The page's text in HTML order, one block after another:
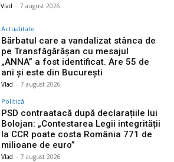
Vlad - 7 august 2026
Actualitate
Bărbatul care a vandalizat stânca de
pe Transfăgărășan cu mesajul
„ANNA” a fost identificat. Are 55 de
ani și este din București
Vlad - 7 august 2026
Politică
PSD contraatacă după declarațiile lui
Bolojan: „Contestarea Legii integrității
la CCR poate costa România 771 de
milioane de euro”
Vlad - 7 august 2026